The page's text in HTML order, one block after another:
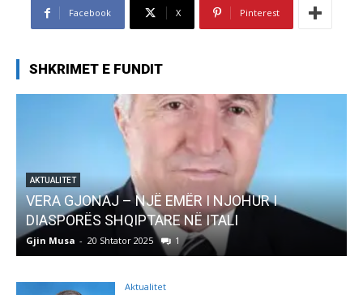
Facebook X Pinterest
SHKRIMET E FUNDIT
AKTUALITET
Pregaditi Gjin Musa-Rome- Shtator 2025
Gjin Musa - 8 Shtator 2025 0
Aktualitet